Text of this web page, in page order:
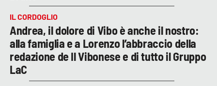
IL CORDOGLIO
Andrea, il dolore di Vibo è anche il nostro:
alla famiglia e a Lorenzo l’abbraccio della
redazione de Il Vibonese e di tutto il Gruppo
LaC